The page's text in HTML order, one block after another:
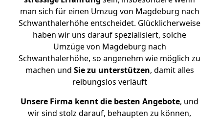
man sich für einen Umzug von Magdeburg nach
Schwanthalerhöhe entscheidet. Glücklicherweise
haben wir uns darauf spezialisiert, solche
Umzüge von Magdeburg nach
Schwanthalerhöhe, so angenehm wie möglich zu
machen und Sie zu unterstützen, damit alles
reibungslos verläuft
Unsere Firma kennt die besten Angebote, und
wir sind stolz darauf, behaupten zu können,